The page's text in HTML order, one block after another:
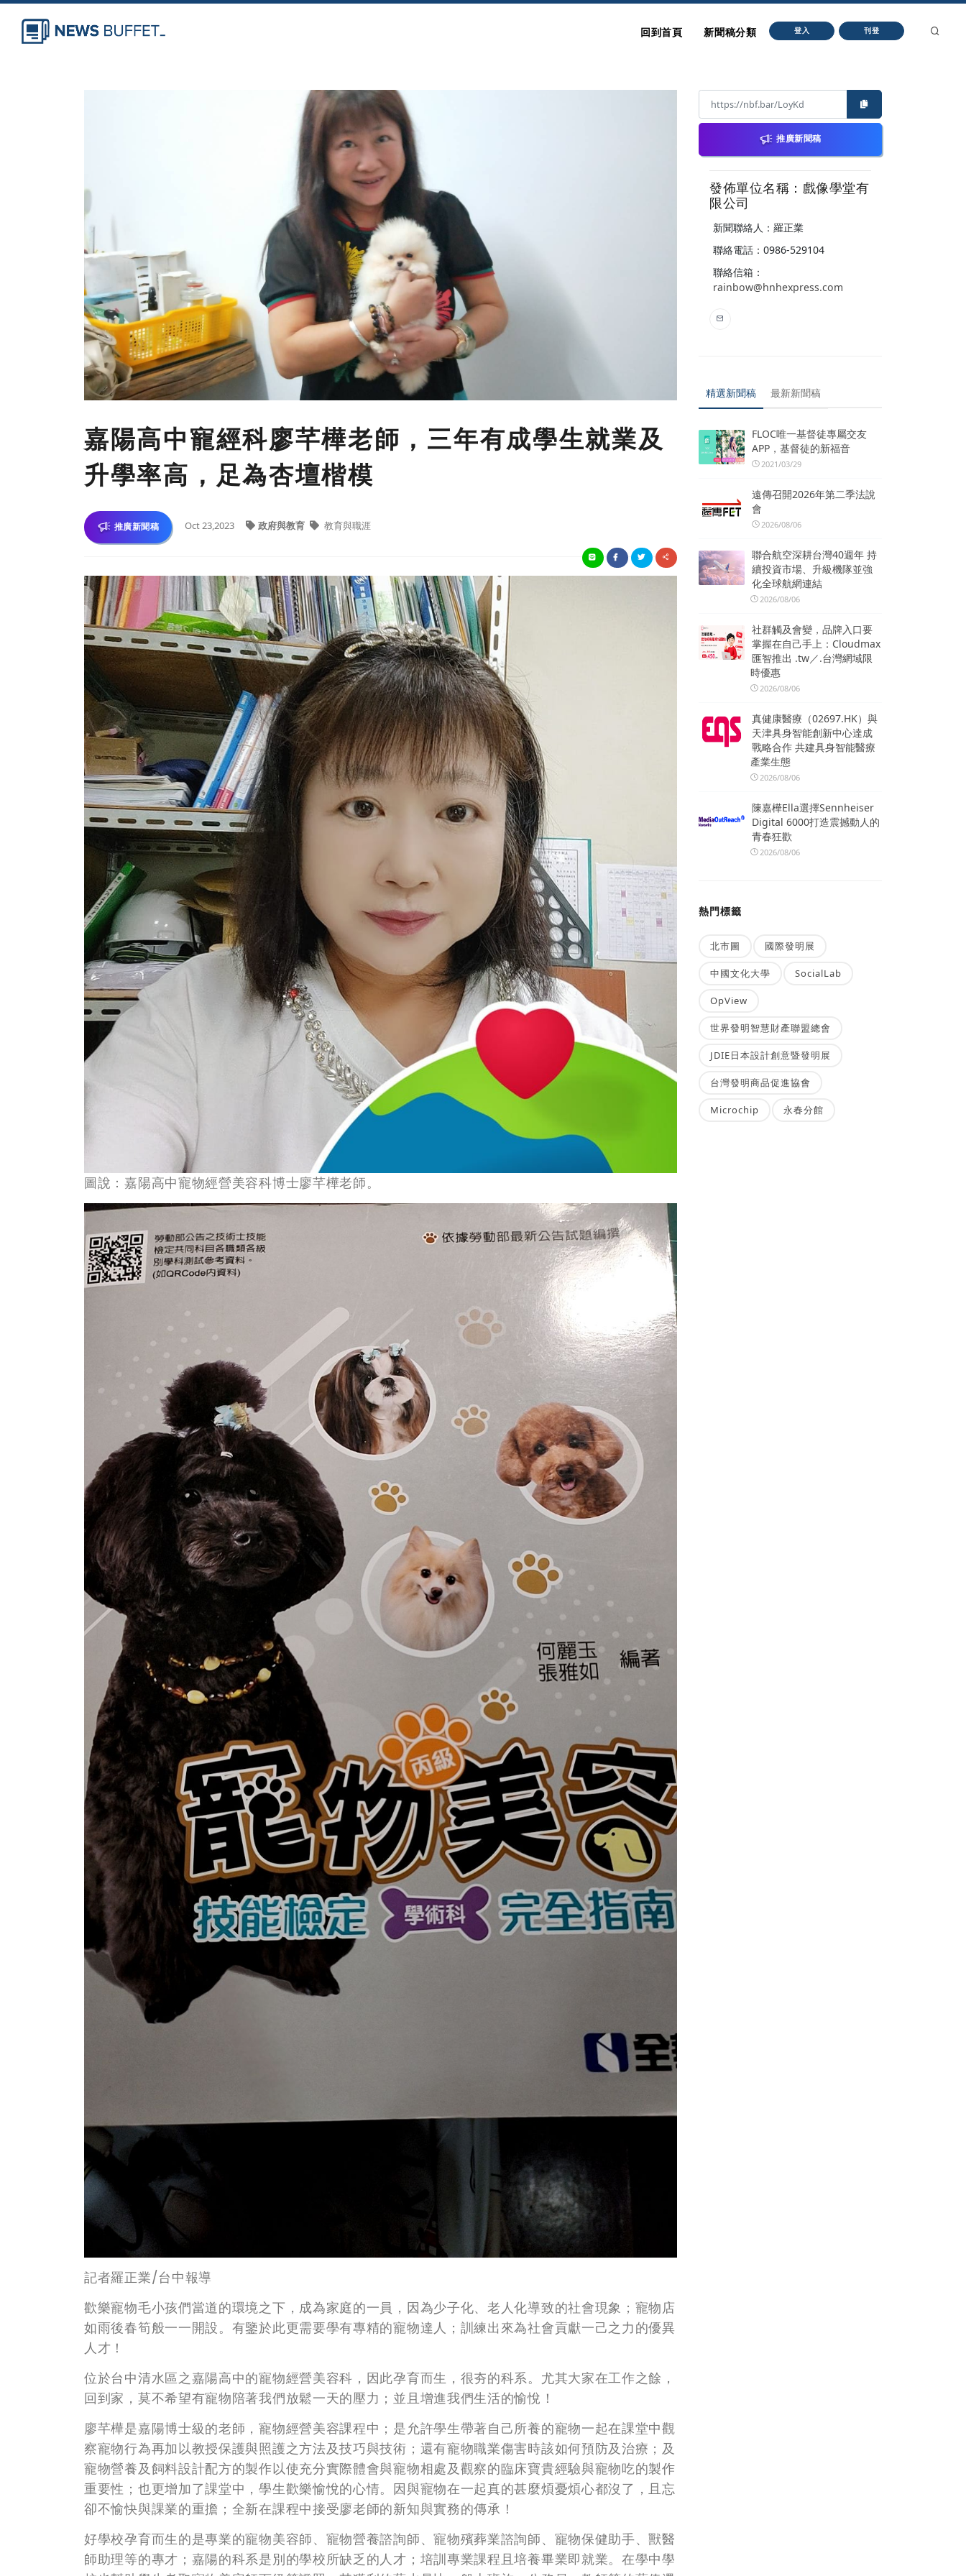
回到首頁 新聞稿分類 登入 刊登
嘉陽高中寵經科廖芊樺老師，三年有成學生就業及
升學率高，足為杏壇楷模
推廣新聞稿 Oct 23,2023 政府與教育 教育與職涯
圖說：嘉陽高中寵物經營美容科博士廖芊樺老師。
記者羅正業/台中報導
歡樂寵物毛小孩們當道的環境之下，成為家庭的一員，因為少子化、老人化導致的社會現象；寵物店
如雨後春筍般一一開設。有鑒於此更需要學有專精的寵物達人；訓練出來為社會貢獻一己之力的優異
人才！
位於台中清水區之嘉陽高中的寵物經營美容科，因此孕育而生，很夯的科系。尤其大家在工作之餘，
回到家，莫不希望有寵物陪著我們放鬆一天的壓力；並且增進我們生活的愉悅！
廖芊樺是嘉陽博士級的老師，寵物經營美容課程中；是允許學生帶著自己所養的寵物一起在課堂中觀
察寵物行為再加以教授保護與照護之方法及技巧與技術；還有寵物職業傷害時該如何預防及治療；及
寵物營養及飼料設計配方的製作以使充分實際體會與寵物相處及觀察的臨床寶貴經驗與寵物吃的製作
重要性；也更增加了課堂中，學生歡樂愉悅的心情。因與寵物在一起真的甚麼煩憂煩心都沒了，且忘
卻不愉快與課業的重擔；全新在課程中接受廖老師的新知與實務的傳承！
好學校孕育而生的是專業的寵物美容師、寵物營養諮詢師、寵物殯葬業諮詢師、寵物保健助手、獸醫
師助理等的專才；嘉陽的科系是別的學校所缺乏的人才；培訓專業課程且培養畢業即就業。在學中學
推廣新聞稿
發佈單位名稱：戲像學堂有
限公司
新聞聯絡人：羅正業
聯絡電話：0986-529104
聯絡信箱：
rainbow@hnhexpress.com
精選新聞稿 最新新聞稿
FLOC唯一基督徒專屬交友
APP，基督徒的新福音
2021/03/29
遠傳召開2026年第二季法說
會
2026/08/06
聯合航空深耕台灣40週年 持
續投資市場、升級機隊並強
化全球航網連結
2026/08/06
社群觸及會變，品牌入口要
掌握在自己手上：Cloudmax
匯智推出 .tw／.台灣網域限
時優惠
2026/08/06
真健康醫療（02697.HK）與
天津具身智能創新中心達成
戰略合作 共建具身智能醫療
產業生態
2026/08/06
陳嘉樺Ella選擇Sennheiser
Digital 6000打造震撼動人的
青春狂歡
2026/08/06
熱門標籤
北市圖 國際發明展
中國文化大學 SocialLab
OpView
世界發明智慧財產聯盟總會
JDIE日本設計創意暨發明展
台灣發明商品促進協會
Microchip 永春分館